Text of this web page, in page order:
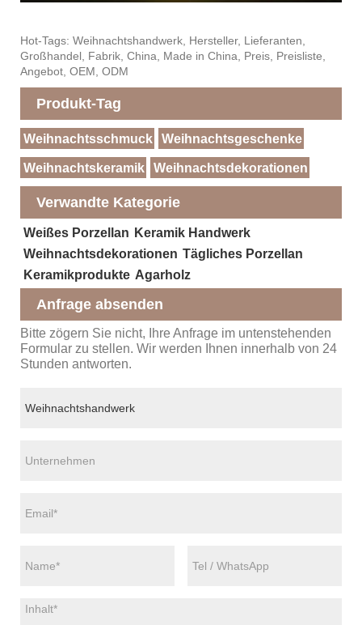
Hot-Tags: Weihnachtshandwerk, Hersteller, Lieferanten,
Großhandel, Fabrik, China, Made in China, Preis, Preisliste,
Angebot, OEM, ODM
Produkt-Tag
Weihnachtsschmuck Weihnachtsgeschenke
Weihnachtskeramik Weihnachtsdekorationen
Verwandte Kategorie
Weißes Porzellan Keramik Handwerk
Weihnachtsdekorationen Tägliches Porzellan
Keramikprodukte Agarholz
Anfrage absenden
Bitte zögern Sie nicht, Ihre Anfrage im untenstehenden
Formular zu stellen. Wir werden Ihnen innerhalb von 24
Stunden antworten.